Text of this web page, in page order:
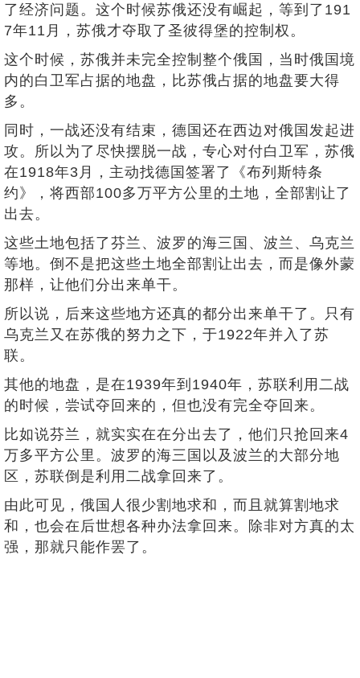
了经济问题。这个时候苏俄还没有崛起，等到了191
7年11月，苏俄才夺取了圣彼得堡的控制权。
这个时候，苏俄并未完全控制整个俄国，当时俄国境
内的白卫军占据的地盘，比苏俄占据的地盘要大得
多。
同时，一战还没有结束，德国还在西边对俄国发起进
攻。所以为了尽快摆脱一战，专心对付白卫军，苏俄
在1918年3月，主动找德国签署了《布列斯特条
约》，将西部100多万平方公里的土地，全部割让了
出去。
这些土地包括了芬兰、波罗的海三国、波兰、乌克兰
等地。倒不是把这些土地全部割让出去，而是像外蒙
那样，让他们分出来单干。
所以说，后来这些地方还真的都分出来单干了。只有
乌克兰又在苏俄的努力之下，于1922年并入了苏
联。
其他的地盘，是在1939年到1940年，苏联利用二战
的时候，尝试夺回来的，但也没有完全夺回来。
比如说芬兰，就实实在在分出去了，他们只抢回来4
万多平方公里。波罗的海三国以及波兰的大部分地
区，苏联倒是利用二战拿回来了。
由此可见，俄国人很少割地求和，而且就算割地求
和，也会在后世想各种办法拿回来。除非对方真的太
强，那就只能作罢了。